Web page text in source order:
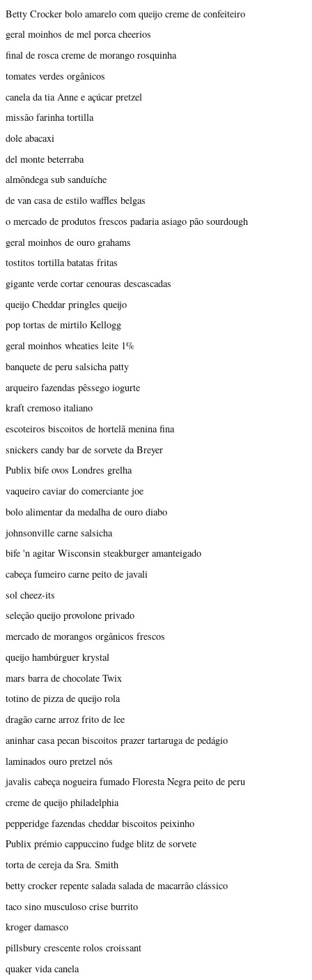
Betty Crocker bolo amarelo com queijo creme de confeiteiro
geral moinhos de mel porca cheerios
final de rosca creme de morango rosquinha
tomates verdes orgânicos
canela da tia Anne e açúcar pretzel
missão farinha tortilla
dole abacaxi
del monte beterraba
almôndega sub sanduíche
de van casa de estilo waffles belgas
o mercado de produtos frescos padaria asiago pão sourdough
geral moinhos de ouro grahams
tostitos tortilla batatas fritas
gigante verde cortar cenouras descascadas
queijo Cheddar pringles queijo
pop tortas de mirtilo Kellogg
geral moinhos wheaties leite 1%
banquete de peru salsicha patty
arqueiro fazendas pêssego iogurte
kraft cremoso italiano
escoteiros biscoitos de hortelã menina fina
snickers candy bar de sorvete da Breyer
Publix bife ovos Londres grelha
vaqueiro caviar do comerciante joe
bolo alimentar da medalha de ouro diabo
johnsonville carne salsicha
bife 'n agitar Wisconsin steakburger amanteigado
cabeça fumeiro carne peito de javali
sol cheez-its
seleção queijo provolone privado
mercado de morangos orgânicos frescos
queijo hambúrguer krystal
mars barra de chocolate Twix
totino de pizza de queijo rola
dragão carne arroz frito de lee
aninhar casa pecan biscoitos prazer tartaruga de pedágio
laminados ouro pretzel nós
javalis cabeça nogueira fumado Floresta Negra peito de peru
creme de queijo philadelphia
pepperidge fazendas cheddar biscoitos peixinho
Publix prémio cappuccino fudge blitz de sorvete
torta de cereja da Sra. Smith
betty crocker repente salada salada de macarrão clássico
taco sino musculoso crise burrito
kroger damasco
pillsbury crescente rolos croissant
quaker vida canela